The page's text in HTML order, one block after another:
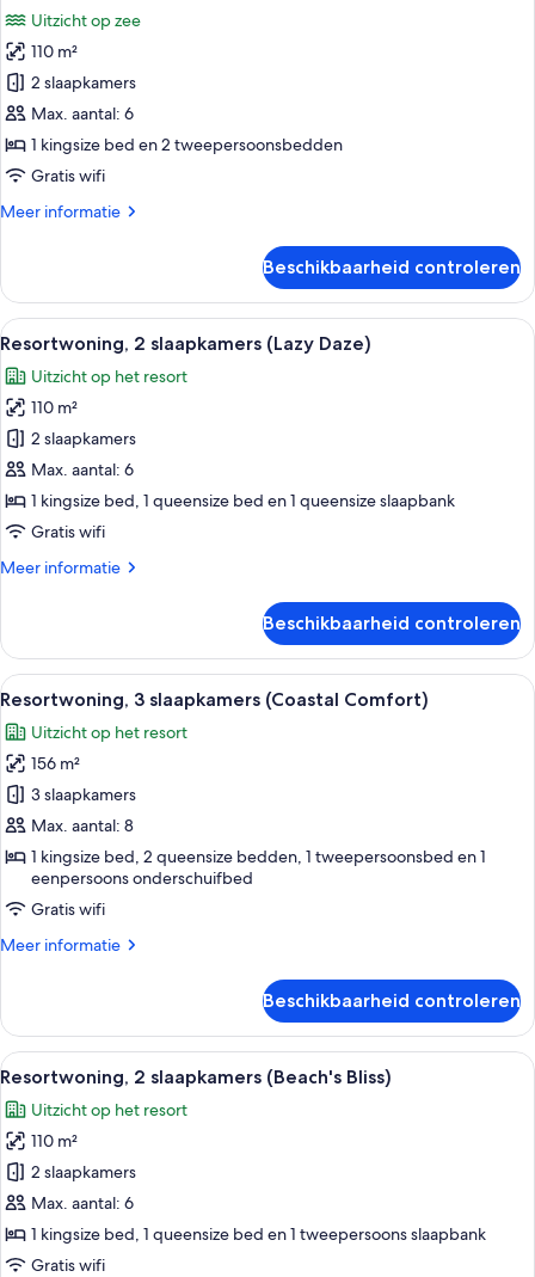
Resortwoning,
2
slaapkamers,
uitzicht
op
tuin
by
laden
Uitzicht op zee
110 m²
2 slaapkamers
Max. aantal: 6
1 kingsize bed en 2 tweepersoonsbedden
Gratis wifi
Meer informatie
Meer
2
slaapkamers,
uitzicht
tuin
(Cake
by
the
Ocean)
Beschikbaarheid controleren
Alle
foto's
voor
Resortwoning,
2
slaapkamers
(Lazy
Daze)
Een ruime woonkamer met een
12
Resortwoning, 2 slaapkamers (Lazy Daze)
Uitzicht op het resort
110 m²
2 slaapkamers
Max. aantal: 6
1 kingsize bed, 1 queensize bed en 1 queensize slaapbank
Gratis wifi
Meer informatie
Meer
2
slaapkamers
(Lazy
Beschikbaarheid controleren
Alle
foto's
voor
Resortwoning,
3
slaapkamers
(Coastal
Comfort)
laden
Een woonkamer met een grote
14
Resortwoning, 3 slaapkamers (Coastal Comfort)
Uitzicht op het resort
156 m²
3 slaapkamers
Max. aantal: 8
1 kingsize bed, 2 queensize bedden, 1 tweepersoonsbed en 1
eenpersoons onderschuifbed
Gratis wifi
Meer informatie
Meer
3
slaapkamers
(Coastal
Beschikbaarheid controleren
Alle
foto's
voor
Resortwoning,
2
slaapkamers
(Beach's
Bliss)
Een golfkarretje geparkeerd voor
13
Resortwoning, 2 slaapkamers (Beach's Bliss)
Uitzicht op het resort
110 m²
2 slaapkamers
Max. aantal: 6
1 kingsize bed, 1 queensize bed en 1 tweepersoons slaapbank
Gratis wifi